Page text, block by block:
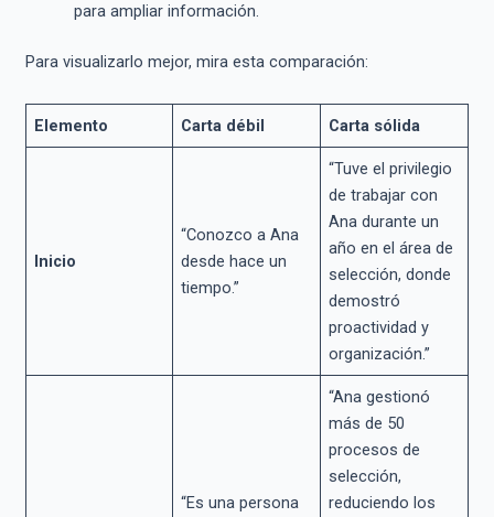
para ampliar información.
Para visualizarlo mejor, mira esta comparación:
Elemento Carta débil Carta sólida
Inicio
“Conozco a Ana
desde hace un
tiempo.”
“Tuve el privilegio
de trabajar con
Ana durante un
año en el área de
selección, donde
demostró
proactividad y
organización.”
“Es una persona
“Ana gestionó
más de 50
procesos de
selección,
reduciendo los